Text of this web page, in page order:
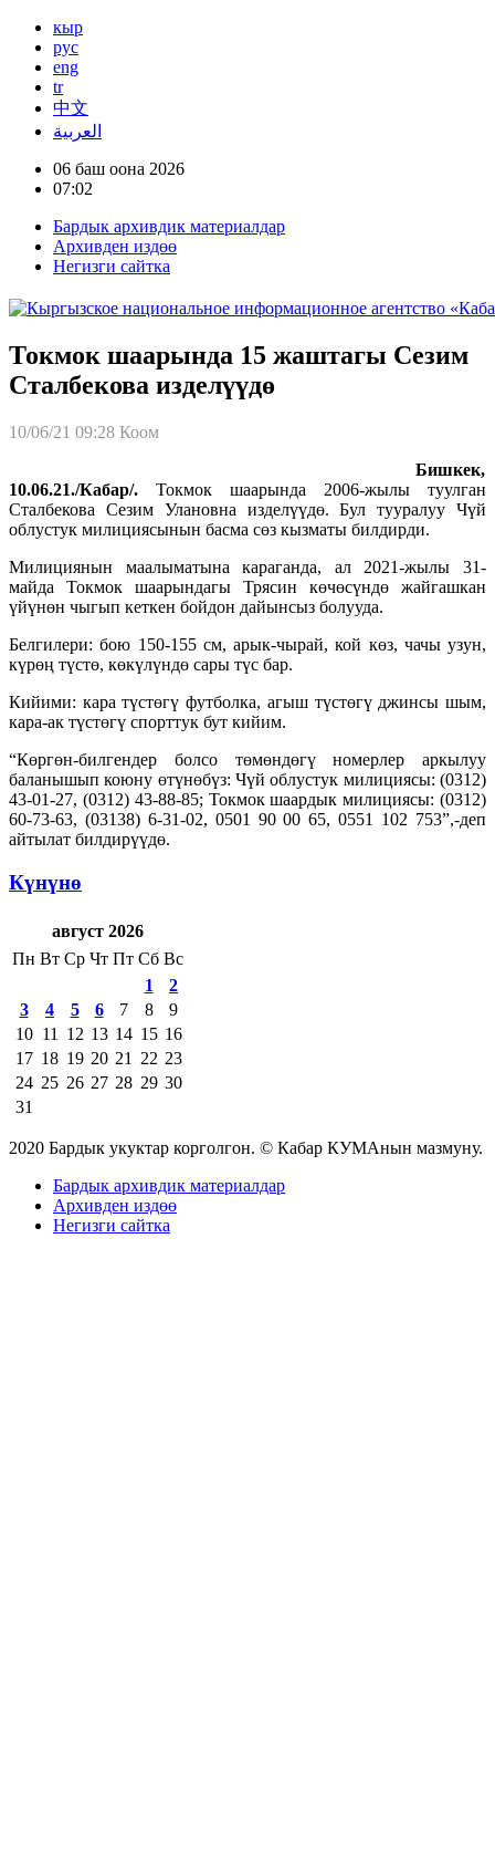
кыр
рус
eng
tr
中文
العربية
06 баш оона 2026
07:02
Бардык архивдик материалдар
Архивден издөө
Негизги сайтка
Токмок шаарында 15 жаштагы Сезим
Сталбекова изделүүдө
10/06/21 09:28 Коом
Бишкек,
10.06.21./Кабар/. Токмок шаарында 2006-жылы туулган
Сталбекова Сезим Улановна изделүүдө. Бул тууралуу Чүй
облустук милициясынын басма сөз кызматы билдирди.
Милициянын маалыматына караганда, ал 2021-жылы 31-
майда Токмок шаарындагы Трясин көчөсүндө жайгашкан
үйүнөн чыгып кеткен бойдон дайынсыз болууда.
Белгилери: бою 150-155 см, арык-чырай, кой көз, чачы узун,
күрөң түстө, көкүлүндө сары түс бар.
Кийими: кара түстөгү футболка, агыш түстөгү джинсы шым,
кара-ак түстөгү спорттук бут кийим.
“Көргөн-билгендер болсо төмөндөгү номерлер аркылуу
баланышып коюну өтүнөбүз: Чүй облустук милициясы: (0312)
43-01-27, (0312) 43-88-85; Токмок шаардык милициясы: (0312)
60-73-63, (03138) 6-31-02, 0501 90 00 65, 0551 102 753”,-деп
айтылат билдирүүдө.
Күнүнө
август 2026
Пн Вт Ср Чт Пт Сб Вс
1
2
3
4 5 6 7 8
9
10 11 12 13 14 15 16
17 18 19 20 21 22 23
24 25 26 27 28 29 30
31
2020 Бардык укуктар корголгон. © Кабар КУМАнын мазмуну.
Бардык архивдик материалдар
Архивден издөө
Негизги сайтка